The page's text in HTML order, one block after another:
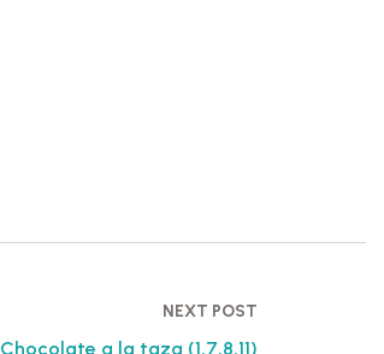
NEXT POST
Chocolate a la taza (1,7,8,11)